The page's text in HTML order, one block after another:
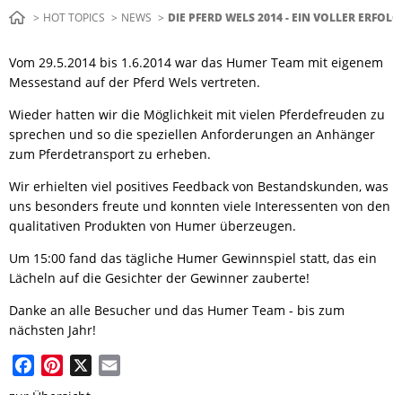
HOT TOPICS NEWS AKTUELL:
DIE PFERD WELS 2014 - EIN VOLLER
Vom 29.5.2014 bis 1.6.2014 war das Humer Team mit eigenem
Messestand auf der Pferd Wels vertreten.
Wieder hatten wir die Möglichkeit mit vielen Pferdefreuden zu
sprechen und so die speziellen Anforderungen an Anhänger
zum Pferdetransport zu erheben.
Wir erhielten viel positives Feedback von Bestandskunden, was
uns besonders freute und konnten viele Interessenten von den
qualitativen Produkten von Humer überzeugen.
Um 15:00 fand das tägliche Humer Gewinnspiel statt, das ein
Lächeln auf die Gesichter der Gewinner zauberte!
Danke an alle Besucher und das Humer Team - bis zum
nächsten Jahr!
FacebookPinterest